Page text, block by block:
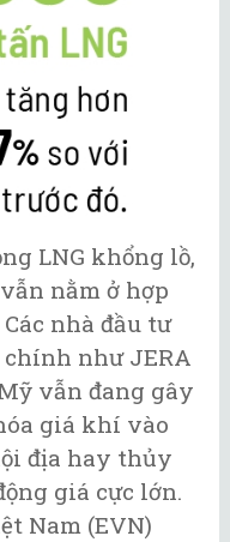
LNG khổng lồ,
nằm ở hợp
nhà đầu tư
chính như JERA
vẫn đang gây
giá khí vào
địa hay thủy
giá cực lớn.
Nam (EVN)